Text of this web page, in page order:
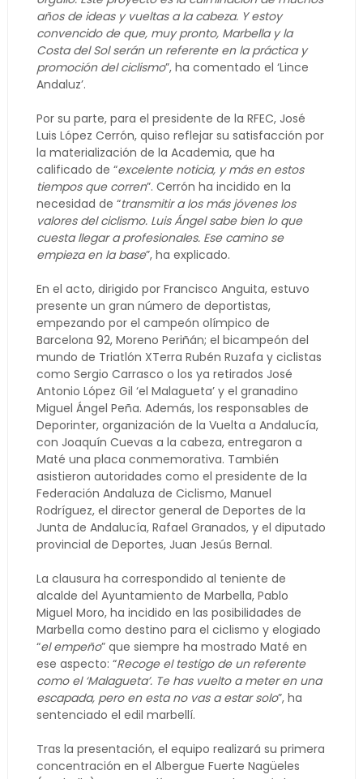
años de ideas y vueltas a la cabeza. Y estoy
convencido de que, muy pronto, Marbella y la
Costa del Sol serán un referente en la práctica y
promoción del ciclismo”, ha comentado el ‘Lince
Andaluz’.
Por su parte, para el presidente de la RFEC, José
Luis López Cerrón, quiso reflejar su satisfacción por
la materialización de la Academia, que ha
calificado de “excelente noticia, y más en estos
tiempos que corren”. Cerrón ha incidido en la
necesidad de “transmitir a los más jóvenes los
valores del ciclismo. Luis Ángel sabe bien lo que
cuesta llegar a profesionales. Ese camino se
empieza en la base”, ha explicado.
En el acto, dirigido por Francisco Anguita, estuvo
presente un gran número de deportistas,
empezando por el campeón olímpico de
Barcelona 92, Moreno Periñán; el bicampeón del
mundo de Triatlón XTerra Rubén Ruzafa y ciclistas
como Sergio Carrasco o los ya retirados José
Antonio López Gil ‘el Malagueta’ y el granadino
Miguel Ángel Peña. Además, los responsables de
Deporinter, organización de la Vuelta a Andalucía,
con Joaquín Cuevas a la cabeza, entregaron a
Maté una placa conmemorativa. También
asistieron autoridades como el presidente de la
Federación Andaluza de Ciclismo, Manuel
Rodríguez, el director general de Deportes de la
Junta de Andalucía, Rafael Granados, y el diputado
provincial de Deportes, Juan Jesús Bernal.
La clausura ha correspondido al teniente de
alcalde del Ayuntamiento de Marbella, Pablo
Miguel Moro, ha incidido en las posibilidades de
Marbella como destino para el ciclismo y elogiado
“el empeño” que siempre ha mostrado Maté en
ese aspecto: “Recoge el testigo de un referente
como el ‘Malagueta’. Te has vuelto a meter en una
escapada, pero en esta no vas a estar solo”, ha
sentenciado el edil marbellí.
Tras la presentación, el equipo realizará su primera
concentración en el Albergue Fuerte Nagüeles